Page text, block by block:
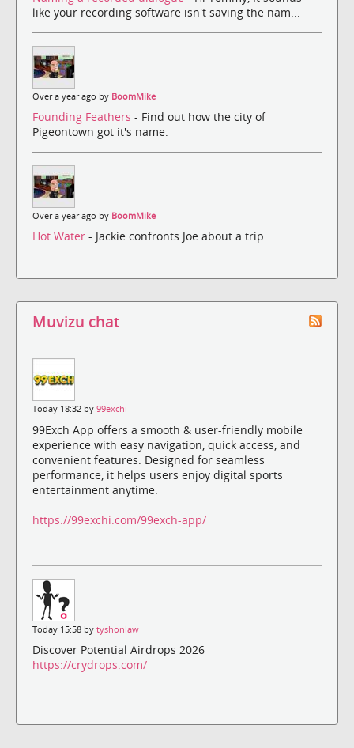
like your recording software isn't saving the nam...
Over a year ago by BoomMike
Founding Feathers - Find out how the city of
Pigeontown got it's name.
Over a year ago by BoomMike
Hot Water - Jackie confronts Joe about a trip.
Muvizu chat
Today 18:32 by 99exchi
99Exch App offers a smooth & user-friendly mobile
experience with easy navigation, quick access, and
convenient features. Designed for seamless
performance, it helps users enjoy digital sports
entertainment anytime.
https://99exchi.com/99exch-app/
Today 15:58 by tyshonlaw
Discover Potential Airdrops 2026
https://crydrops.com/